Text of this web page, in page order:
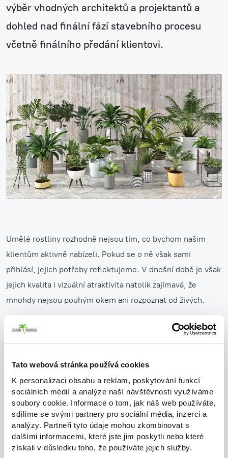
Tato webová stránka používá cookies
K personalizaci obsahu a reklam, poskytování funkcí
sociálních médií a analýze naší návštěvnosti využíváme
soubory cookie. Informace o tom, jak náš web používáte,
sdílíme se svými partnery pro sociální média, inzerci a
analýzy. Partneři tyto údaje mohou zkombinovat s
dalšími informacemi, které jste jim poskytli nebo které
získali v důsledku toho, že používáte jejich služby.
výběr vhodných architektů a projektantů a
dohled nad finální fází stavebního procesu
včetně finálního předání klientovi.
Umělé rostliny rozhodně nejsou tím, co bychom našim
klientům aktivně nabízeli. Pokud se o ně však sami
přihlásí, jejich potřeby reflektujeme. V dnešní době je však
jejich kvalita i vizuální atraktivita natolik zajímavá, že
mnohdy nejsou pouhým okem ani rozpoznat od živých.
"Na společnost Jungle Interiors jsme se obrátili s prosbou
o pomoc se zelení v našich (pro květiny klimaticky
nepřívětivých) kancelářích. Velké změny teplot
opakovaný úhyn rostlin. V Jungle Interiors nám zvolili
ideální kombinaci živých a umělých květin. Živé nenáročné
květiny na vhodně zvoleném místě skvěle prozpívají a
umělé jsou natolik věrné svým ztvárněním, že je jen velmi
těžko rozeznáte.
Profesionální přístup, rychlá komunikace a ochota
přizpůsobit se přání klienta, řadí tuto společnost k těm, na